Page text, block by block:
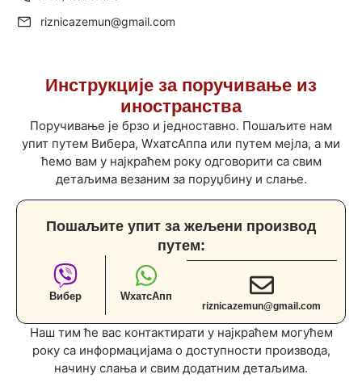
riznicazemun@gmail.com
Инструкције за поручивање из
иностранства
Поручивање је брзо и једноставно. Пошаљите нам
упит путем Вибера, WхатсАппа или путем мејла, а ми
ћемо вам у најкраћем року одговорити са свим
детаљима везаним за поруџбину и слање.
Пошаљите упит за жељени производ
путем:
Вибер WхатсАпп
riznicazemun@gmail.com
Наш тим ће вас контактирати у најкраћем могућем
року са информацијама о доступности производа,
начину слања и свим додатним детаљима.